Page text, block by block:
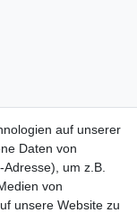
auf unserer
Daten von
um z.B.
von
unsere Website zu